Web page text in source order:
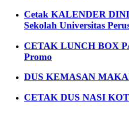
Cetak KALENDER
Sekolah Universitas
CETAK LUNCH BOX
Promo
DUS KEMASAN
CETAK DUS NASI